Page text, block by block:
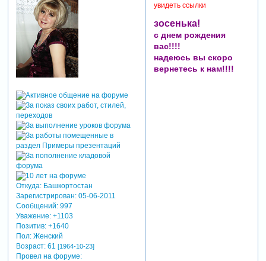
Откуда:Башкортостан
Зарегистрирован: 05-06-2011
Сообщений:997
Уважение: +1103
Позитив: +1640
Пол:Женский
Возраст:61 [1964-10-23]
Провел на форуме:
увидеть ссылки
зосенька!
с днем рождения
вас!!!!
надеюсь вы скоро
вернетесь к нам!!!!